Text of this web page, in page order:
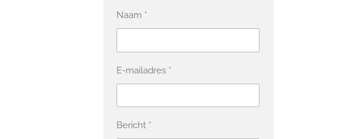
Naam *
E-mailadres *
Bericht *